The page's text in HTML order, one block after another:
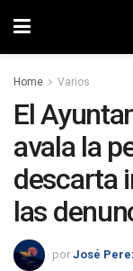
Home Varios
El
avala la
descarta
las
por José